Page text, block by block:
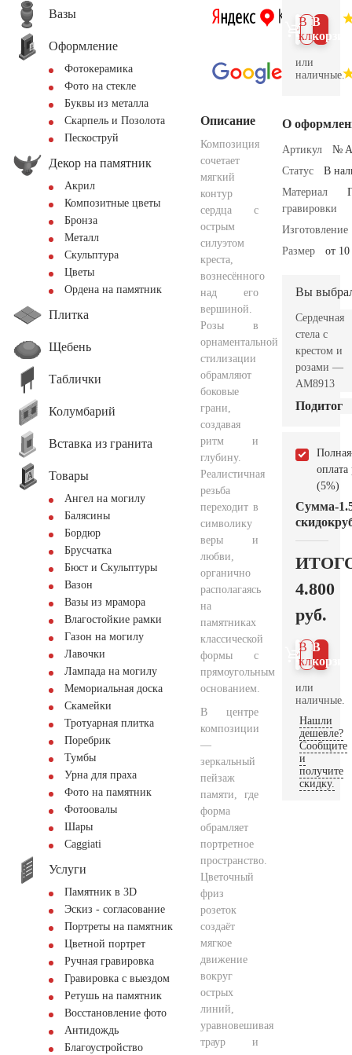
Вазы
Оформление
Фотокерамика
Фото на стекле
Буквы из металла
Скарпель и Позолота
Пескоструй
Декор на памятник
Акрил
Композитные цветы
Бронза
Металл
Скульптура
Цветы
Ордена на памятник
Плитка
Щебень
Таблички
Колумбарий
Вставка из гранита
Товары
Ангел на могилу
Балясины
Бордюр
Брусчатка
Бюст и Скульптуры
Вазон
Вазы из мрамора
Влагостойкие рамки
Газон на могилу
Лавочки
Лампада на могилу
Мемориальная доска
Скамейки
Тротуарная плитка
Поребрик
Тумбы
Урна для праха
Фото на памятник
Фотоовалы
Шары
Сaggiati
Услуги
Памятник в 3D
Эскиз - согласование
Портреты на памятник
Цветной портрет
Ручная гравировка
Гравировка с выездом
Ретушь на памятник
Восстановление фото
Антидождь
Благоустройство
Описание
Композиция
сочетает
мягкий
контур
сердца с
острым
силуэтом
креста,
вознесённого
над его
вершиной.
Розы в
орнаментальной
стилизации
обрамляют
боковые
грани,
создавая
ритм и
глубину.
Реалистичная
резьба
переходит в
символику
веры и
любви,
органично
располагаясь
на
памятниках
классической
формы с
прямоугольным
основанием.
В центре
композиции
—
зеркальный
пейзаж
памяти, где
форма
обрамляет
портретное
пространство.
Цветочный
фриз
розеток
создаёт
мягкое
движение
вокруг
острых
линий,
уравновешивая
траур и
В
В 1
клик
или
наличные.
О
Артикул
№
Статус
В
Материал
гравировки
Изготовление
Размер
от
Вы
Сердечная
стела с
крестом и
розами —
AM8913
Подитог
Полная
оплата
(5%)
Сумма
скидок
-
4.800
руб.
В
В 1
клик
или
наличные.
Нашли
дешевле?
Сообщите
и
получите
скидку.